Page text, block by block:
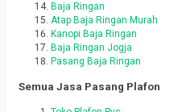
Baja Ringan
Atap Baja Ringan Murah
Kanopi Baja Ringan
Baja Ringan Jogja
Pasang Baja Ringan
Semua Jasa Pasang Plafon